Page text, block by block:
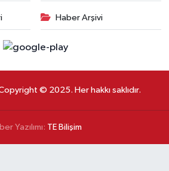
Haber Arşivi
© 2025. Her hakkı saklıdır.
Yazılımı: TE Bilişim